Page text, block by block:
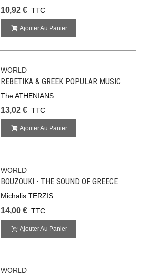
10,92 € TTC
Ajouter Au Panier
WORLD
REBETIKA & GREEK POPULAR MUSIC
The ATHENIANS
13,02 € TTC
Ajouter Au Panier
WORLD
BOUZOUKI - THE SOUND OF GREECE
Michalis TERZIS
14,00 € TTC
Ajouter Au Panier
WORLD